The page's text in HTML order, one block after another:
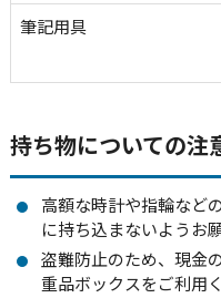
筆記用具
持ち物についての注
高額な時計や指輪など
に持ち込まないようお
盗難防止のため、現金
重品ボックスをご利用